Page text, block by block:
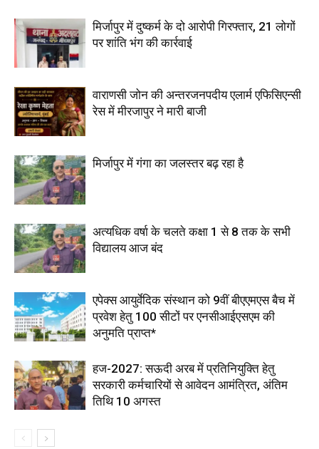
मिर्जापुर में दुष्कर्म के दो आरोपी गिरफ्तार, 21 लोगों
पर शांति भंग की कार्रवाई
वाराणसी जोन की अन्तरजनपदीय एलार्म एफिसिएन्सी
रेस में मीरजापुर ने मारी बाजी
मिर्जापुर में गंगा का जलस्तर बढ़ रहा है
अत्यधिक वर्षा के चलते कक्षा 1 से 8 तक के सभी
विद्यालय आज बंद
एपेक्स आयुर्वेदिक संस्थान को 9वीं बीएएमएस बैच में
प्रवेश हेतु 100 सीटों पर एनसीआईएसएम की
अनुमति प्राप्त*
हज-2027: सऊदी अरब में प्रतिनियुक्ति हेतु
सरकारी कर्मचारियों से आवेदन आमंत्रित, अंतिम
तिथि 10 अगस्त